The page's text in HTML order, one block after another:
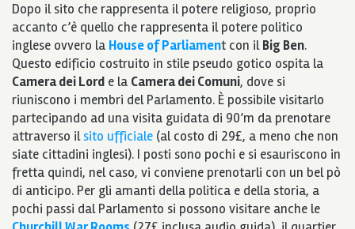
Dopo il sito che rappresenta il potere religioso, proprio
accanto c’è quello che rappresenta il potere politico
inglese ovvero la House of Parliament con ilBig Ben.
Questo edificio costruito in stile pseudo gotico ospita la
Camera dei Lord e la Camera dei Comuni, dove si
riuniscono i membri del Parlamento. È possibile visitarlo
partecipando ad una visita guidata di 90’m da prenotare
attraverso ilsito ufficiale (al costo di 29£, a meno che non
siate cittadini inglesi). I posti sono pochi e si esauriscono in
fretta quindi, nel caso, vi conviene prenotarli con un bel pò
di anticipo. Per gli amanti della politica e della storia, a
pochi passi dal Parlamento si possono visitare anche le